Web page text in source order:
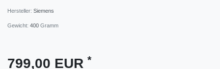
Hersteller: Siemens
Gewicht: 400 Gramm
799,00 EUR *